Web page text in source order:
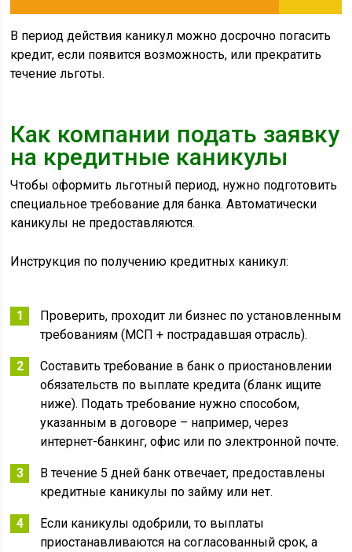
В период действия каникул можно досрочно погасить
кредит, если появится возможность, или прекратить
течение льготы.
Как компании подать заявку
на кредитные каникулы
Чтобы оформить льготный период, нужно подготовить
специальное требование для банка. Автоматически
каникулы не предоставляются.
Инструкция по получению кредитных каникул:
Проверить, проходит ли бизнес по установленным
требованиям (МСП + пострадавшая отрасль).
Составить требование в банк о приостановлении
обязательств по выплате кредита (бланк ищите
ниже). Подать требование нужно способом,
указанным в договоре – например, через
интернет-банкинг, офис или по электронной почте.
В течение 5 дней банк отвечает, предоставлены
кредитные каникулы по займу или нет.
Если каникулы одобрили, то выплаты
приостанавливаются на согласованный срок, а